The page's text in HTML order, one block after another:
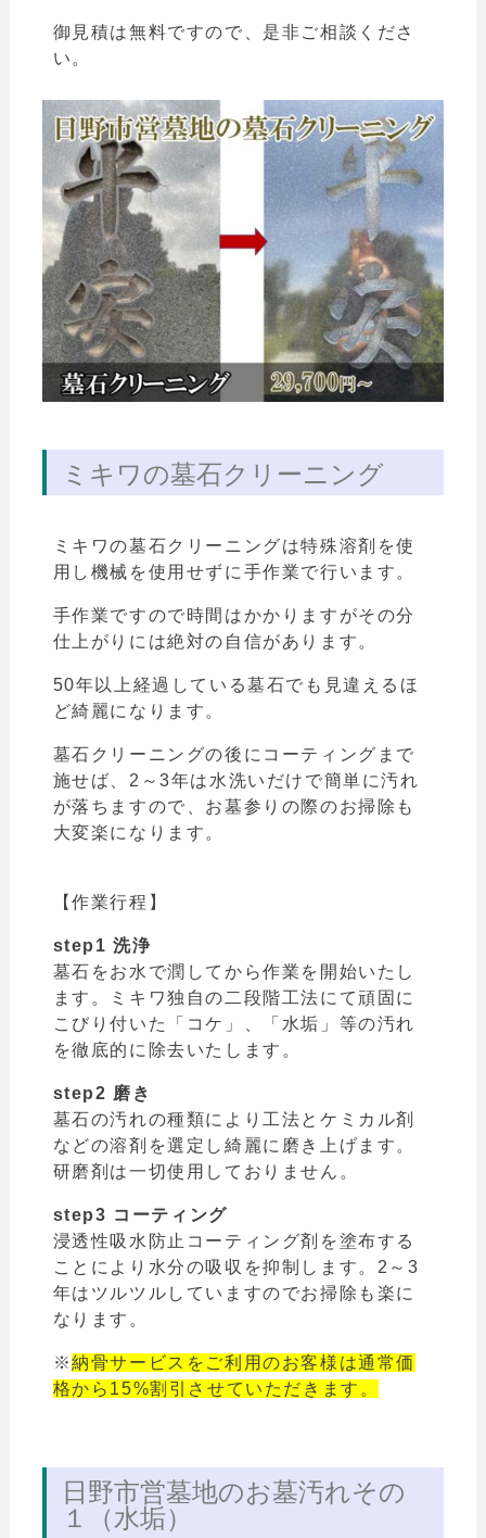
御見積は無料ですので、是非ご相談くださ
い。
ミキワの墓石クリーニング
ミキワの墓石クリーニングは特殊溶剤を使
用し機械を使用せずに手作業で行います。
手作業ですので時間はかかりますがその分
仕上がりには絶対の自信があります。
50年以上経過している墓石でも見違えるほ
ど綺麗になります。
墓石クリーニングの後にコーティングまで
施せば、2～3年は水洗いだけで簡単に汚れ
が落ちますので、お墓参りの際のお掃除も
大変楽になります。
【作業行程 】
step1 洗浄
墓石をお水で潤してから作業を開始いたし
ます。ミキワ独自の二段階工法にて頑固に
こびり付いた「コケ」、「水垢」等の汚れ
を徹底的に除去いたします。
step2 磨き
墓石の汚れの種類により工法とケミカル剤
などの溶剤を選定し綺麗に磨き上げます。
研磨剤は一切使用しておりません。
step3 コーティング
浸透性吸水防止コーティング剤を塗布する
ことにより水分の吸収を抑制します。2～3
年はツルツルしていますのでお掃除も楽に
なります。
※納骨サービスをご利用のお客様は通常価
格から15%割引させていただきます。
日野市営墓地のお墓汚れその
１（水垢）